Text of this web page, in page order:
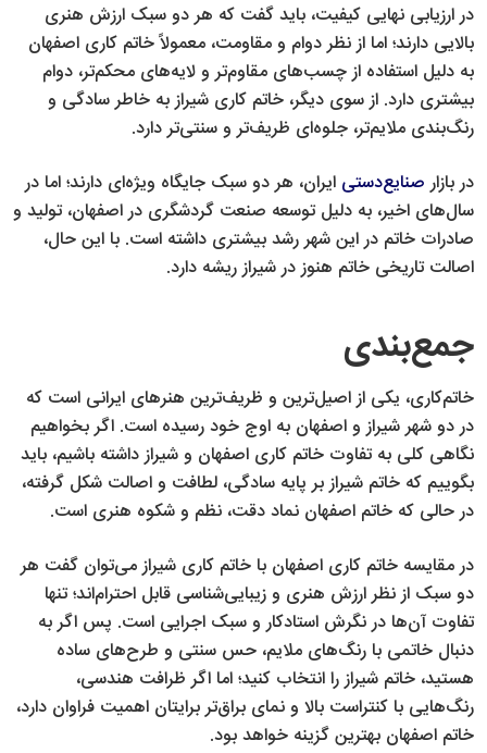
در ارزیابی نهایی کیفیت، باید گفت که هر دو سبک ارزش هنری
بالایی دارند؛ اما از نظر دوام و مقاومت، معمولاً خاتم کاری اصفهان
به دلیل استفاده از چسب‌های مقاوم‌تر و لایه‌های محکم‌تر، دوام
بیشتری دارد. از سوی دیگر، خاتم کاری شیراز به خاطر سادگی و
رنگ‌بندی ملایم‌تر، جلوه‌ای ظریف‌تر و سنتی‌تر دارد.
در بازارصنایع‌دستی ایران، هر دو سبک جایگاه ویژه‌ای دارند؛ اما در
سال‌های اخیر، به دلیل توسعه صنعت گردشگری در اصفهان، تولید و
صادرات خاتم در این شهر رشد بیشتری داشته است. با این حال،
اصالت تاریخی خاتم هنوز در شیراز ریشه دارد.
جمع‌بندی
خاتم‌کاری، یکی از اصیل‌ترین و ظریف‌ترین هنرهای ایرانی است که
در دو شهر شیراز و اصفهان به اوج خود رسیده است. اگر بخواهیم
نگاهی کلی به تفاوت خاتم کاری اصفهان و شیراز داشته باشیم، باید
بگوییم که خاتم شیراز بر پایه سادگی، لطافت و اصالت شکل گرفته،
در حالی که خاتم اصفهان نماد دقت، نظم و شکوه هنری است.
در مقایسه خاتم کاری اصفهان با خاتم کاری شیراز می‌توان گفت هر
دو سبک از نظر ارزش هنری و زیبایی‌شناسی قابل احترام‌اند؛ تنها
تفاوت آن‌ها در نگرش استادکار و سبک اجرایی است. پس اگر به
دنبال خاتمی با رنگ‌های ملایم، حس سنتی و طرح‌های ساده
هستید، خاتم شیراز را انتخاب کنید؛ اما اگر ظرافت هندسی،
رنگ‌هایی با کنتراست بالا و نمای براق‌تر برایتان اهمیت فراوان دارد،
خاتم اصفهان بهترین گزینه خواهد بود.